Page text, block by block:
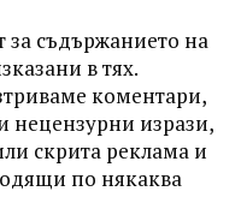
за съдържанието на
в тях.
коментари,
нецензурни изрази,
скрита реклама и
по някаква